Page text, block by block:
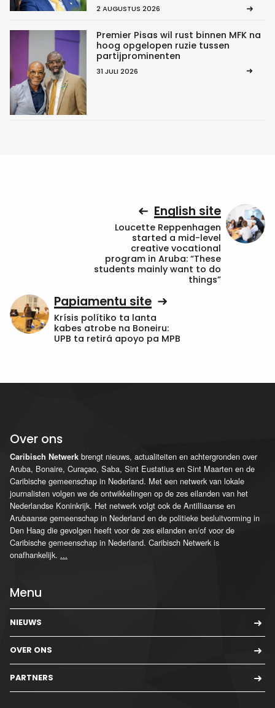
2 AUGUSTUS 2026
Premier Pisas wil rust binnen MFK na
hoog opgelopen ruzie tussen
partijprominenten
31 JULI 2026
English site
Loucette Reppenhagen
started a mid-level
creative vocational
program in Aruba: “These
students mainly want to do
things”
Papiamentu site
Krísis polítiko ta lanta
kabes atrobe na Boneiru:
UPB ta retirá apoyo pa MPB
Over ons
Caribisch Netwerk brengt nieuws, actualiteiten en achtergronden over
Aruba, Bonaire, Curaçao, Saba, Sint Eustatius en Sint Maarten en de
Caribische gemeenschap in Nederland. Met een netwerk van lokale
journalisten volgen we de ontwikkelingen op de zes eilanden van het
Nederlandse Koninkrijk. Het netwerk volgt ook de Antilliaanse en
Arubaanse gemeenschap in Nederland en de politieke besluitvorming in
Den Haag die gevolgen heeft voor de zes eilanden en/of voor de
Caribische gemeenschap in Nederland. Caribisch Netwerk is
onafhankelijk. ...
Menu
NIEUWS
OVER ONS
PARTNERS